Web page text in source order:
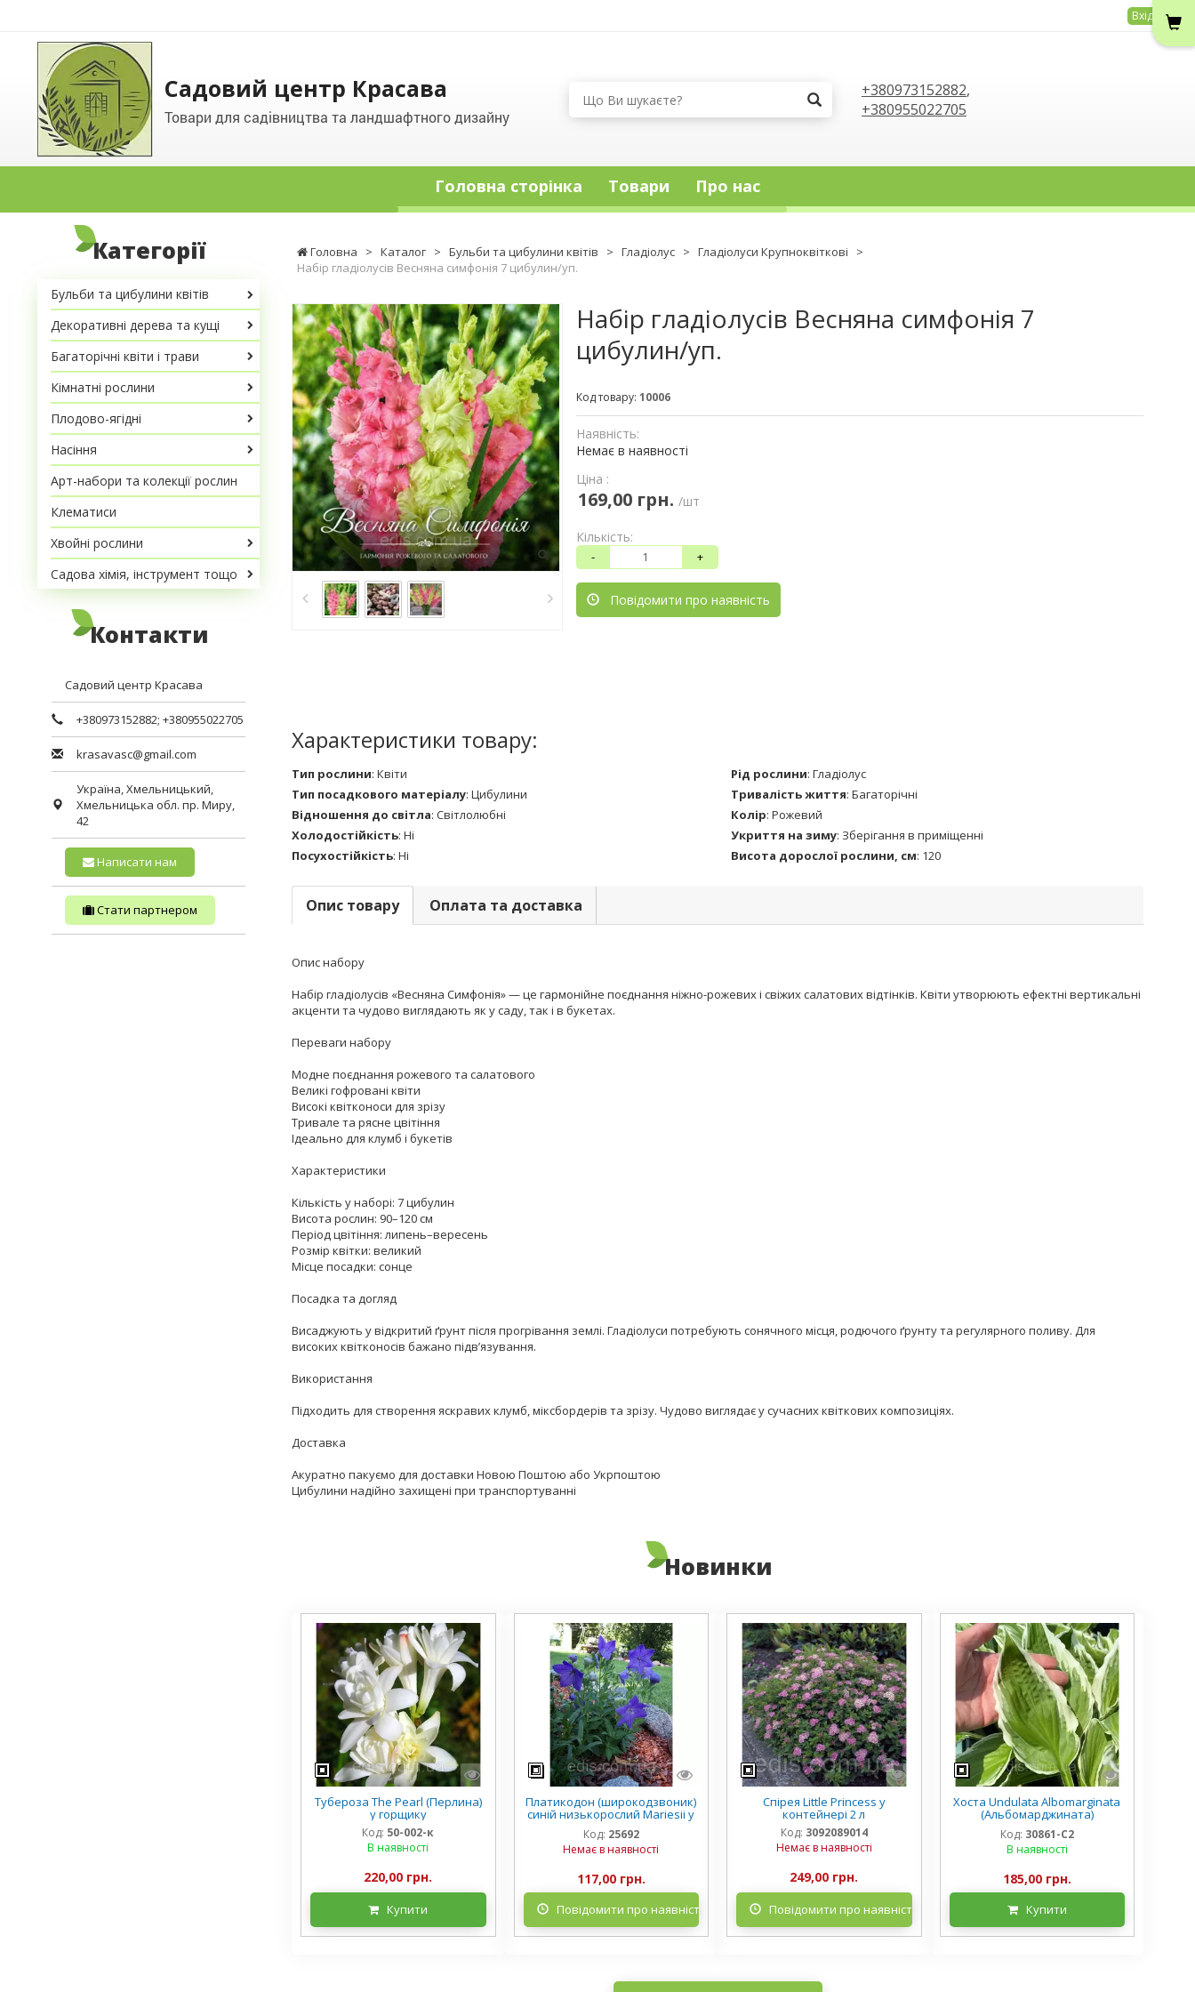
Вхід
Садовий центр Красава
Товари для садівництва та ландшафтного дизайну
+380973152882,
+380955022705
Головна сторінка Товари Про нас
Головна > Каталог > Бульби та цибулини квітів > Гладіолус > Гладіолуси Крупноквіткові
>
Набір гладіолусів Весняна симфонія 7 цибулин/уп.
Набір гладіолусів Весняна симфонія 7
цибулин/уп.
Код товару: 10006
Наявність:
Немає в наявності
Ціна :
169,00 грн. /шт
Кількість:
- +
Повідомити про наявність
Характеристики товару:
Тип рослини: Квіти Рід рослини: Гладіолус
Тип посадкового матеріалу: Цибулини Тривалість життя: Багаторічні
Відношення до світла: Світлолюбні Колір: Рожевий
Холодостійкість: Ні Укриття на зиму: Зберігання в приміщенні
Посухостійкість: Ні Висота дорослої рослини, см: 120
Опис товару Оплата та доставка
Опис набору
Набір гладіолусів «Весняна Симфонія» — це гармонійне поєднання ніжно-рожевих і свіжих салатових відтінків. Квіти утворюють ефектні вертикальні
акценти та чудово виглядають як у саду, так і в букетах.
Переваги набору
Модне поєднання рожевого та салатового
Великі гофровані квіти
Високі квітконоси для зрізу
Тривале та рясне цвітіння
Ідеально для клумб і букетів
Характеристики
Кількість у наборі: 7 цибулин
Висота рослин: 90–120 см
Період цвітіння: липень–вересень
Розмір квітки: великий
Місце посадки: сонце
Посадка та догляд
Висаджують у відкритий ґрунт після прогрівання землі. Гладіолуси потребують сонячного місця, родючого ґрунту та регулярного поливу. Для
високих квітконосів бажано підв’язування.
Використання
Підходить для створення яскравих клумб, міксбордерів та зрізу. Чудово виглядає у сучасних квіткових композиціях.
Доставка
Акуратно пакуємо для доставки Новою Поштою або Укрпоштою
Цибулини надійно захищені при транспортуванні
Новинки
Тубероза The Pearl (Перлина)
у горщику
Код: 50-002-к
В наявності
220,00 грн.
Купити
Платикодон (широкодзвоник)
синій низькорослий Mariesii у
горщику
Код: 25692
Немає в наявності
117,00 грн.
Повідомити про наявність
Спірея Little Princess у
контейнері 2 л
Код: 3092089014
Немає в наявності
249,00 грн.
Повідомити про наявність
Хоста Undulata Albomarginata
(Альбомарджината)
контейнер 2 л, 3/+ розетки
Код: 30861-С2
В наявності
185,00 грн.
Купити
Категорії
Бульби та цибулини квітів
Декоративні дерева та кущі
Багаторічні квіти і трави
Кімнатні рослини
Плодово-ягідні
Насіння
Арт-набори та колекції рослин
Клематиси
Хвойні рослини
Садова хімія, інструмент тощо
Контакти
Садовий центр Красава
+380973152882; +380955022705
krasavasc@gmail.com
Україна,Хмельницький,
Хмельницька обл. пр. Миру,
42
Написати нам
Стати партнером